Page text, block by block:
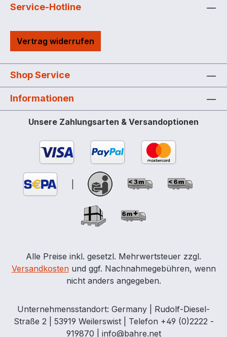
Service-Hotline
Vertrag widerrufen
Shop Service
Informationen
Unsere Zahlungsarten & Versandoptionen
Alle Preise inkl. gesetzl. Mehrwertsteuer zzgl.
Versandkostenund ggf. Nachnahmegebühren, wenn
nicht anders angegeben.
Unternehmensstandort: Germany | Rudolf-Diesel-
Straße 2 | 53919 Weilerswist | Telefon +49 (0)2222 -
919870 | info@bahre.net